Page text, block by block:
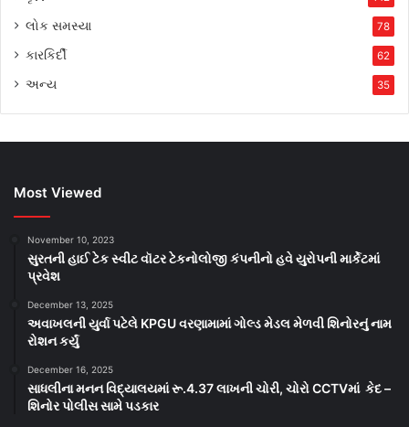
લોક સમસ્યા 78
કારકિર્દી 62
અન્ય 35
Most Viewed
November 10, 2023
સુરતની હાઈ ટેક સ્વીટ વૉટર ટેકનોલોજી કંપનીનો હવે યુરોપની માર્કેટમાં
પ્રવેશ
December 13, 2025
અવાખલની યુર્વા પટેલે KPGU વરણામામાં ગોલ્ડ મેડલ મેળવી શિનોરનું નામ
રોશન કર્યું
December 16, 2025
સાધલીના મનન વિદ્યાલયમાં રૂ.4.37 લાખની ચોરી, ચોરો CCTVમાં કેદ –
શિનોર પોલીસ સામે પડકાર